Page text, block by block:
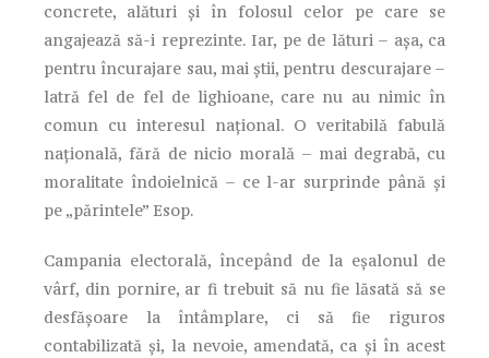
concrete, alături și în folosul celor pe care se
angajează să-i reprezinte. Iar, pe de lături – așa, ca
pentru încurajare sau, mai știi, pentru descurajare –
latră fel de fel de lighioane, care nu au nimic în
comun cu interesul național. O veritabilă fabulă
națională, fără de nicio morală – mai degrabă, cu
moralitate îndoielnică – ce l-ar surprinde până și
pe „părintele” Esop.
Campania electorală, începând de la eșalonul de
vârf, din pornire, ar fi trebuit să nu fie lăsată să se
desfășoare la întâmplare, ci să fie riguros
contabilizată și, la nevoie, amendată, ca și în acest